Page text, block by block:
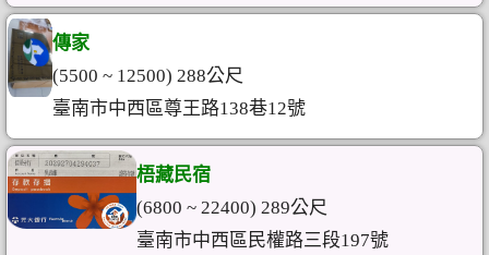
傳家
(5500 ~ 12500) 288公尺
臺南市中西區尊王路138巷12號
梧藏民宿
(6800 ~ 22400) 289公尺
臺南市中西區民權路三段197號